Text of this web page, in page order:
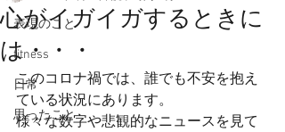
表現のこと
fitness
日常
思ったこと
心がイガイガするときに
は・・・
このコロナ禍では、誰でも不安を抱え
ている状況にあります。
様々な数字や悲観的なニュースを見て